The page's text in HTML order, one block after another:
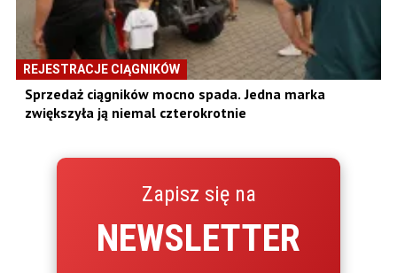
REJESTRACJE CIĄGNIKÓW
Sprzedaż ciągników mocno spada. Jedna marka
zwiększyła ją niemal czterokrotnie
Zapisz się na
NEWSLETTER